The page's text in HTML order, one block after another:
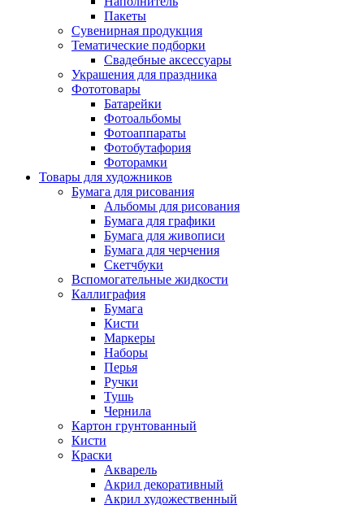
Пакеты
Сувенирная продукция
Тематические подборки
Свадебные аксессуары
Украшения для праздника
Фототовары
Батарейки
Фотоальбомы
Фотоаппараты
Фотобутафория
Фоторамки
Товары для художников
Бумага для рисования
Альбомы для рисования
Бумага для графики
Бумага для живописи
Бумага для черчения
Скетчбуки
Вспомогательные жидкости
Каллиграфия
Бумага
Кисти
Маркеры
Наборы
Перья
Ручки
Тушь
Чернила
Картон грунтованный
Кисти
Краски
Акварель
Акрил декоративный
Акрил художественный